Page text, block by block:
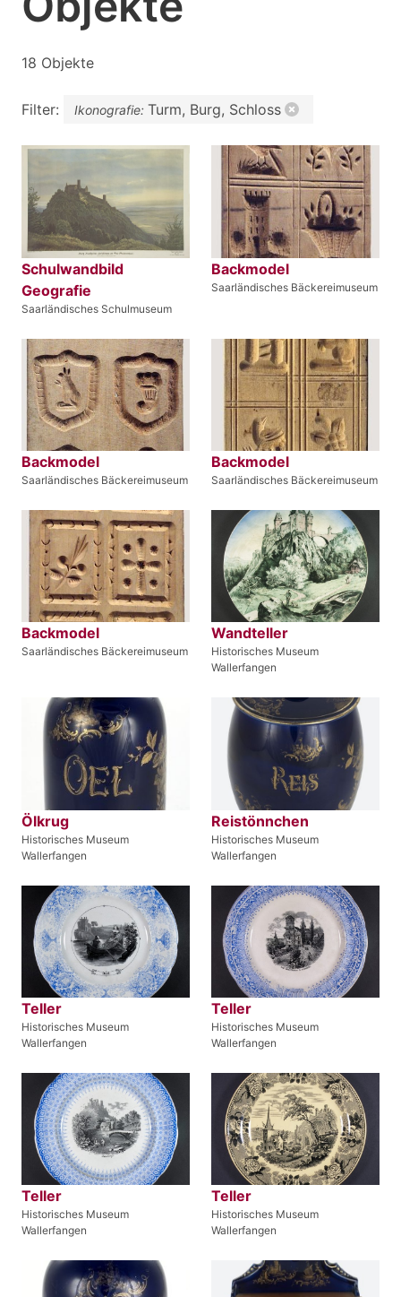
18 Objekte
Filter: Ikonografie: Turm, Burg, Schloss
Schulwandbild
Geografie
Saarländisches Schulmuseum
Backmodel
Saarländisches Bäckereimuseum
Backmodel
Saarländisches Bäckereimuseum
Backmodel
Saarländisches Bäckereimuseum
Backmodel
Saarländisches Bäckereimuseum
Wandteller
Historisches Museum
Wallerfangen
Ölkrug
Historisches Museum
Wallerfangen
Reistönnchen
Historisches Museum
Wallerfangen
Teller
Historisches Museum
Wallerfangen
Teller
Historisches Museum
Wallerfangen
Teller
Historisches Museum
Wallerfangen
Teller
Historisches Museum
Wallerfangen